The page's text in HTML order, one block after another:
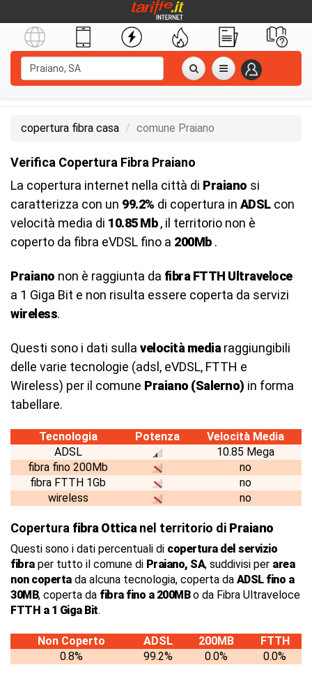
copertura fibra casa comune Praiano
Verifica Copertura Fibra Praiano
La copertura internet nella città di Praiano si
caratterizza con un 99.2% di copertura in ADSLcon
velocità media di 10.85 Mb, il territorio non è
coperto da fibra eVDSL fino a 200Mb.
Praiano non è raggiunta da fibra FTTH Ultraveloce
a 1 Giga Bit e non risulta essere coperta da servizi
wireless.
Questi sono i dati sulla velocità media raggiungibili
delle varie tecnologie (adsl, eVDSL, FTTH e
Wireless) per il comune Praiano (Salerno) in forma
tabellare.
Tecnologia Potenza
Velocità Media
ADSL
10.85 Mega
fibra fino 200Mb
no
fibra FTTH 1Gb
no
wireless
no
Copertura fibra Ottica nel territorio di Praiano
Questi sono i dati percentuali di copertura del servizio
fibraper tutto il comune di Praiano, SA, suddivisi per area
non copertada alcuna tecnologia, coperta da ADSL fino a
30MB, coperta da fibra fino a 200MBo da Fibra Ultraveloce
FTTH a 1 Giga Bit.
Non Coperto ADSL 200MB
FTTH
0.8%
99.2% 0.0% 0.0%